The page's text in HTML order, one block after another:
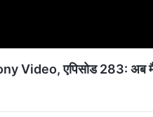
एपिसोड 283: अब मैं